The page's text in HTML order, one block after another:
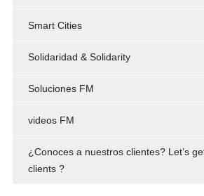
Smart Cities
Solidaridad & Solidarity
Soluciones FM
videos FM
¿Conoces a nuestros clientes? Let’s
clients ?